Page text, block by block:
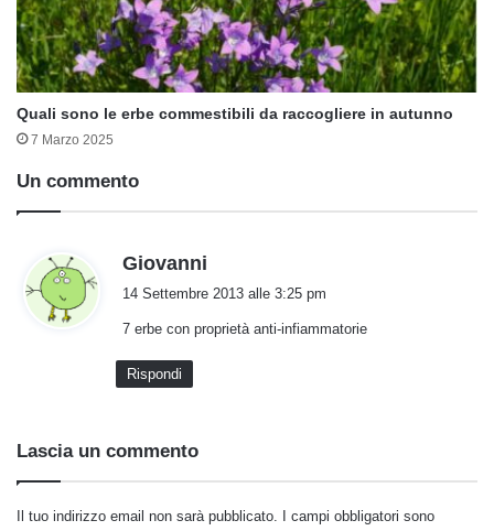
Quali sono le erbe commestibili da raccogliere in autunno
7 Marzo 2025
Un commento
Giovanni
a
e
14 Settembre 2013 alle 3:25 pm
7 erbe con proprietà anti-infiammatorie
Rispondi
Lascia un commento
Il tuo indirizzo email non sarà pubblicato.
I campi obbligatori sono